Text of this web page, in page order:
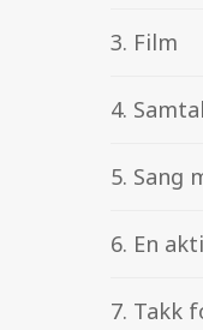
3. Film
4.
5. Sang
6. En
7. Takk